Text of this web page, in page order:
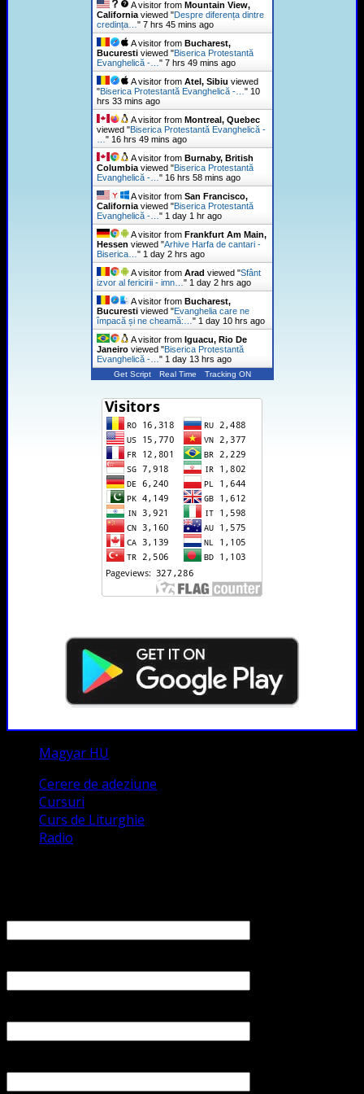
A visitor from Mountain View,
Californiaviewed "Despre diferența dintre
credința… " 7 hrs 45 mins ago
A visitor from Bucharest,
Bucurestiviewed "Biserica Protestantă
Evanghelică -… " 7 hrs 49 mins ago
A visitor from Atel, Sibiu viewed
"Biserica Protestantă Evanghelică -… " 10
hrs 33 mins ago
A visitor from Montreal, Quebec
viewed "Biserica Protestantă Evanghelică -
" 16 hrs 49 mins ago
A visitor from Burnaby, British
Columbiaviewed "Biserica Protestantă
Evanghelică -… " 16 hrs 58 mins ago
A visitor from San Francisco,
Californiaviewed "Biserica Protestantă
Evanghelică -… " 1 day 1 hr ago
A visitor from Frankfurt Am Main,
Hessen viewed "Arhive Harfa de cantari -
Biserica… " 1 day 2 hrs ago
A visitor from Arad viewed "Sfânt
izvor al fericirii - imn… " 1 day 2 hrs ago
A visitor from Bucharest,
Bucurestiviewed "Evanghelia care ne
împacă și ne cheamă:… " 1 day 10 hrs ago
A visitor from Iguacu, Rio De
Janeiroviewed "Biserica Protestantă
Evanghelică -… " 1 day 13 hrs ago
Get Script Real Time Tracking ON
Magyar HU
Cerere de adeziune
Cursuri
Curs de Liturghie
Radio